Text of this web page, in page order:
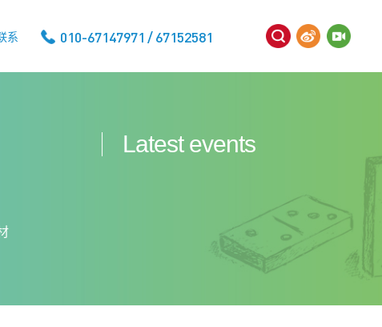
系 010-67147971 / 67152581
Latest events